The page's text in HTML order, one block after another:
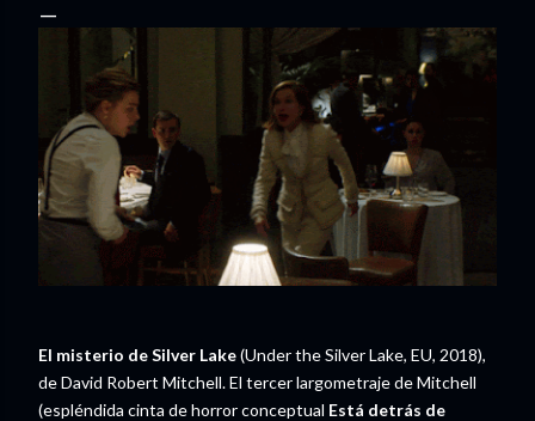
El misterio de Silver Lake(Under the Silver Lake, EU, 2018),
de David Robert Mitchell. El tercer largometraje de Mitchell
(espléndida cinta de horror conceptual Está detrás de